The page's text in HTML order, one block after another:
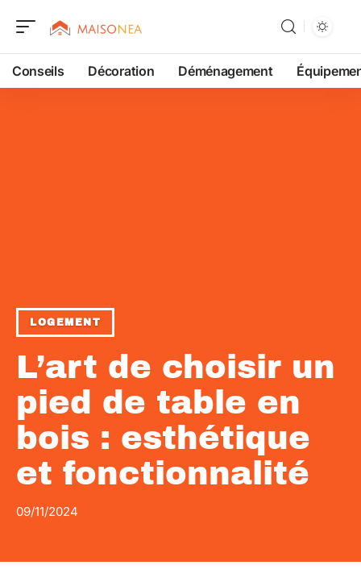
Conseils Décoration Déménagement
LOGEMENT
L’art de choisir un
pied de table en
bois : esthétique
et fonctionnalité
09/11/2024